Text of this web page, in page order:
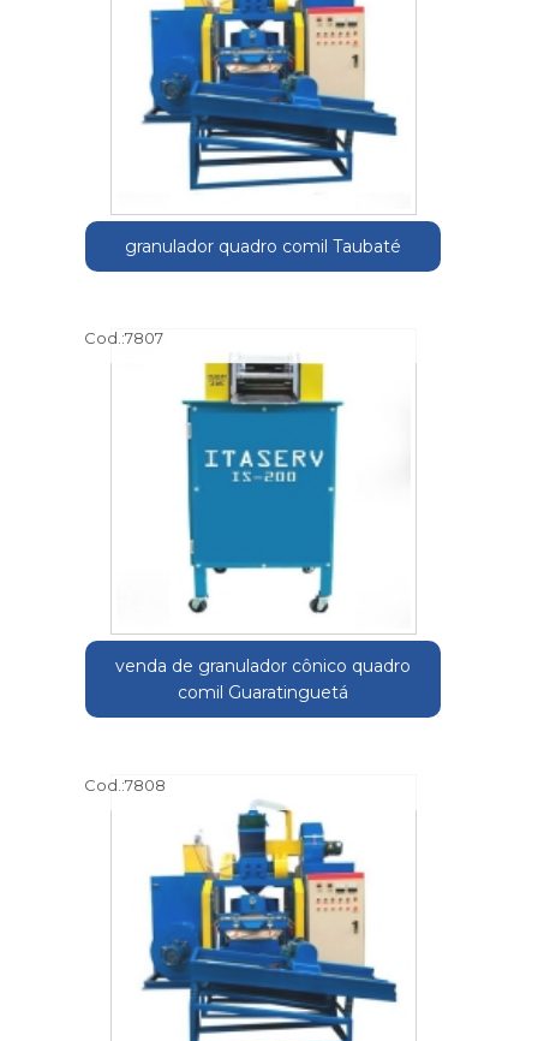
granulador quadro comil Taubaté
Cod.:7807
venda de granulador cônico quadro
comil Guaratinguetá
Cod.:7808